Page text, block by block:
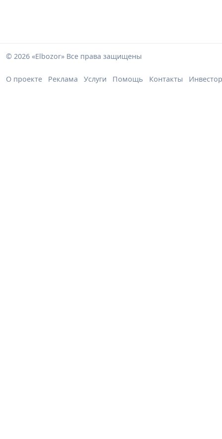
© 2026 «Elbozor» Все права защищены
О проекте Реклама Услуги Помощь Контакты